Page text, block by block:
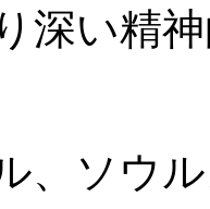
深い精
、ソウ